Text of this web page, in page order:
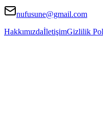
nufusune@gmail.com
HakkımızdaİletişimGizlilik